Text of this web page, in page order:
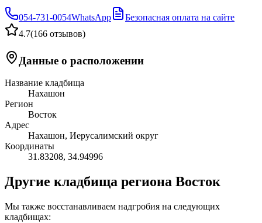
054-731-0054WhatsApp
Безопасная оплата на сайте
4.7(166 отзывов)
Данные о расположении
Название кладбища
Нахашон
Регион
Восток
Адрес
Нахашон, Иерусалимский округ
Координаты
31.83208, 34.94996
Другие кладбища региона Восток
Мы также восстанавливаем надгробия на следующих
кладбищах: